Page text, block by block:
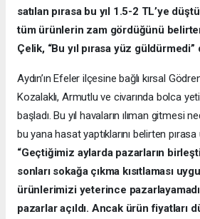
satılan pırasa bu yıl 1.5-2 TL’ye
tüm ürünlerin zam gördüğünü
Çelik, “Bu yıl pırasa yüz
Aydın’ın Efeler ilçesine bağlı kırsal
Kozalaklı, Armutlu ve civarında bolca
başladı. Bu yıl havaların ılıman gitmesi
bu yana hasat yaptıklarını belirten
“Geçtiğimiz aylarda pazarların
sonları sokağa çıkma kısıtlaması
ürünlerimizi yeterince
pazarlar açıldı. Ancak ürün fiyatları